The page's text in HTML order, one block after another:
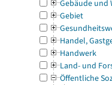
Gebäude und
Gebiet
Handel,
Handwerk
Land- und
Öffentliche